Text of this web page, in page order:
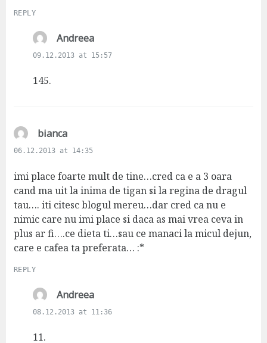
REPLY
Andreeas
a
09.12.2013 at 15:57
145.
biancas
a
s
:
06.12.2013 at 14:35
imi place foarte mult de tine…cred ca e a 3 oara
cand ma uit la inima de tigan si la regina de dragul
tau…. iti citesc blogul mereu…dar cred ca nu e
nimic care nu imi place si daca as mai vrea ceva in
plus ar fi….ce dieta ti…sau ce manaci la micul dejun,
care e cafea ta preferata… :*
REPLY
Andreeas
a
08.12.2013 at 11:36
11.